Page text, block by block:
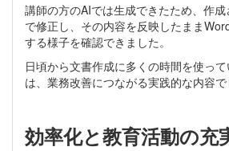
講師の方のAIでは生成できたため、作
で修正し、その内容を反映したまま
する様子を確認できました。
日頃から文書作成に多くの時間を使っ
は、業務改善につながる実践的な内容で
効率化と教育活動の充